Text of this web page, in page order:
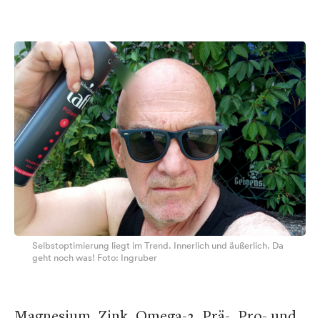
Selbstoptimierung liegt im Trend. Innerlich und äußerlich. Da
geht noch was! Foto: Ingruber